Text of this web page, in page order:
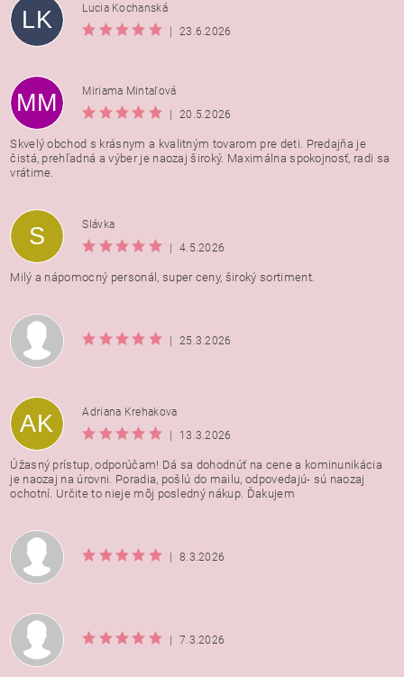
Vložením hodnotenie súhlasíte s
osobných údajov
LK
Lucia Kochanská
23.6.2026
MM
Miriama Mintaľová
20.5.2026
Skvelý obchod s krásnym a kvalitným tovarom pre deti. Predajňa je
čistá, prehľadná a výber je naozaj široký. Maximálna spokojnosť, radi sa
vrátime.
S
Slávka
4.5.2026
Milý a nápomocný personál, super ceny, široký sortiment.
25.3.2026
AK
Adriana Krehakova
13.3.2026
Úžasný prístup, odporúčam! Dá sa dohodnúť na cene a kominunikácia
je naozaj na úrovni. Poradia, pošlú do mailu, odpovedajú- sú naozaj
ochotní. Určite to nieje môj posledný nákup. Ďakujem
8.3.2026
7.3.2026